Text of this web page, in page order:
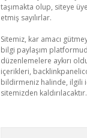
taşımakta olup, siteye
etmiş sayılırlar.
Sitemiz, kar amacı
bilgi paylaşım
düzenlemelere aykırı
içerikleri,
bildirmeniz halinde, ilgili
sitemizden kaldırılacaktır.